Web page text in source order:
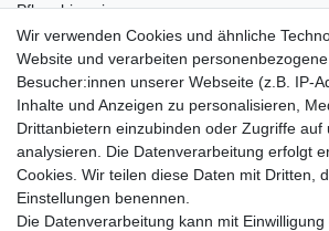
Pflegehinweis:
Waschen bei 40°C, Nicht bleichen, Trockner
bügeln Stufe 1, Nicht chemisch reinigen
Wir liefern mit DHL (auch
Kostenloser Versand
Wir verwenden Cookies und ähnliche
Website und verarbeiten
Besucher:innen unserer Webseite (z.B. IP-
Inhalte und Anzeigen zu personalisieren,
Drittanbietern einzubinden oder Zugriffe auf
analysieren. Die Datenverarbeitung erfolgt
Cookies. Wir teilen diese Daten mit Dritten,
Einstellungen benennen.
Die Datenverarbeitung kann mit